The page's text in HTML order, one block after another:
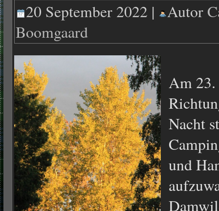
20 September 2022 | Autor
Boomgaard
Am
Nacht
und